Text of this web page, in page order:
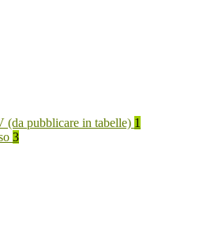
(da pubblicare in tabelle) 1
3